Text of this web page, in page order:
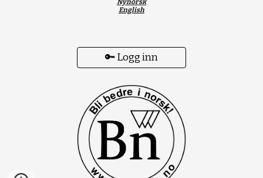
Nynorsk
English
🔑 Logg inn